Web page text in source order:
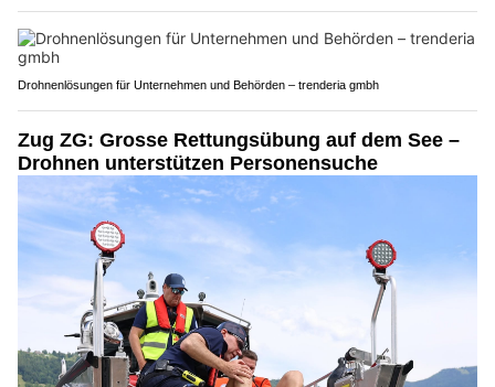
Drohnenlösungen für Unternehmen und Behörden – trenderia gmbh
Zug ZG: Grosse Rettungsübung auf dem See –
Drohnen unterstützen Personensuche